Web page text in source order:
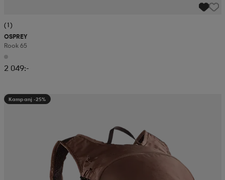
(1)
OSPREY
Rook 65
2 049:-
Kampanj -25%